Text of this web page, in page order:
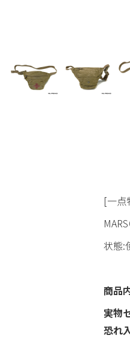
[一点
状態:
商品
実物
恐れ